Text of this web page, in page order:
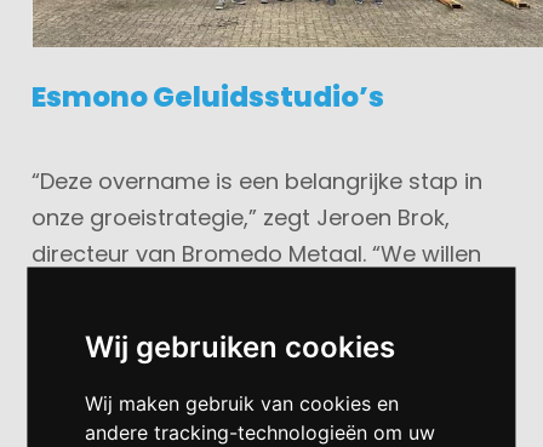
Wij gebruiken cookies
Wij maken gebruik van cookies en
andere tracking-technologieën om uw
Esmono Geluidsstudio’s
“Deze overname is een belangrijke stap in
onze groeistrategie,” zegt Jeroen Brok,
directeur van Bromedo Metaal. “We willen
in uiteenlopende branches nog beter
kunnen bedienen.”